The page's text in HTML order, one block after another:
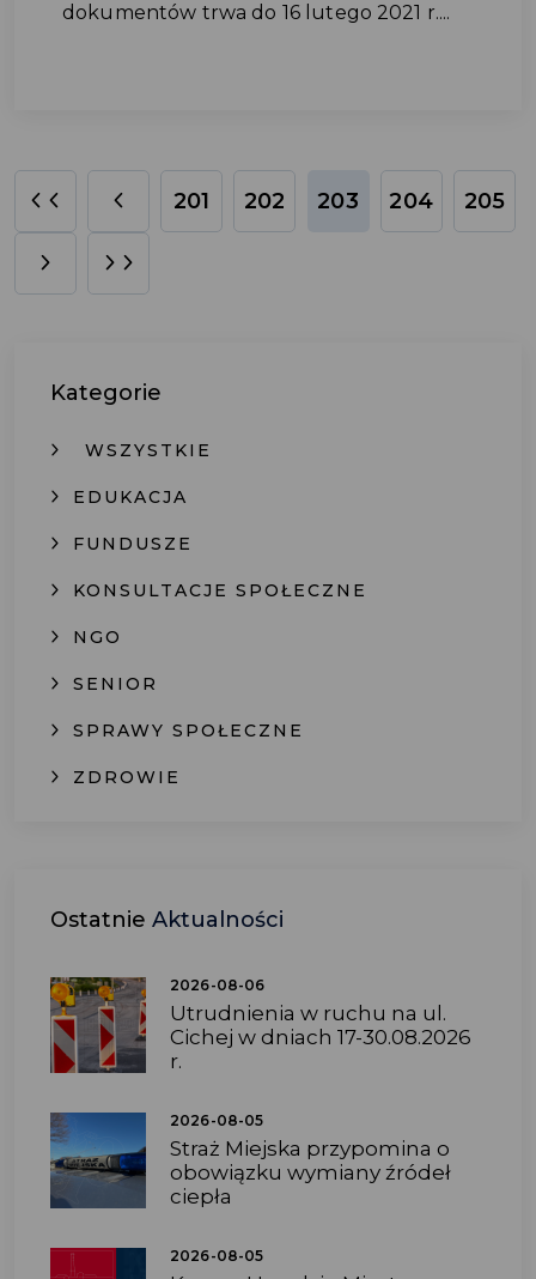
dokumentów trwa do 16 lutego 2021 r....
201 202 203 204 205
Kategorie
WSZYSTKIE
EDUKACJA
FUNDUSZE
KONSULTACJE SPOŁECZNE
NGO
SENIOR
SPRAWY SPOŁECZNE
ZDROWIE
Ostatnie Aktualności
2026-08-06
Utrudnienia w ruchu na ul.
Cichej w dniach 17-30.08.2026
r.
2026-08-05
Straż Miejska przypomina o
obowiązku wymiany źródeł
ciepła
2026-08-05